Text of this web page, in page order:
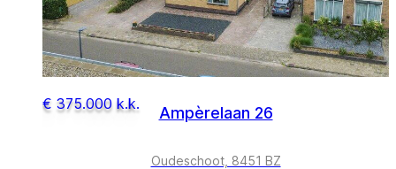
€ 375.000 k.k. Ampèrelaan 26
Oudeschoot, 8451 BZ